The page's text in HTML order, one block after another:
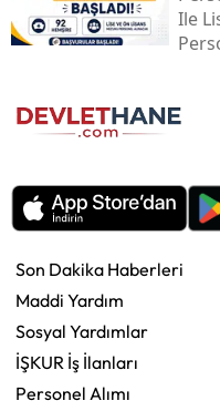
Ile
Son Dakika Haberleri
Maddi Yardım
Sosyal Yardımlar
İŞKUR İş İlanları
Personel Alımı